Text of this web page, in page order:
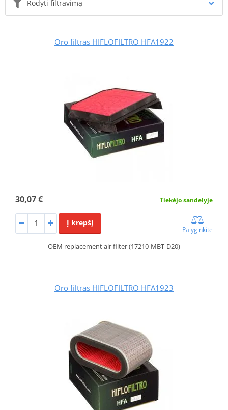
Rodyti filtravimą
Oro filtras HIFLOFILTRO HFA1922
30,07 € Tiekėjo sandelyje
Į krepšį
Palyginkite
OEM replacement air filter (17210-MBT-D20)
Oro filtras HIFLOFILTRO HFA1923